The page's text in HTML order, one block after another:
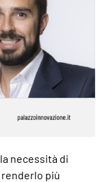
necessità di
più